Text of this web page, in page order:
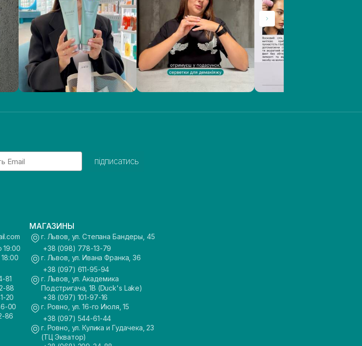
підписатись
19:00
81
88
20
00
86
МАГАЗИНЫ
г. Львов, ул. Степана Бандеры, 45
+38 (098) 778-13-79
г. Львов, ул. Ивана Франка, 36
+38 (097) 611-95-94
г. Львов, ул. Академика
Подстригача, 1В (Duck's Lake)
+38 (097) 101-97-16
г. Ровно, ул. 16-го Июля, 15
+38 (097) 544-61-44
г. Ровно, ул. Кулика и Гудачека, 23
(ТЦ Экватор)